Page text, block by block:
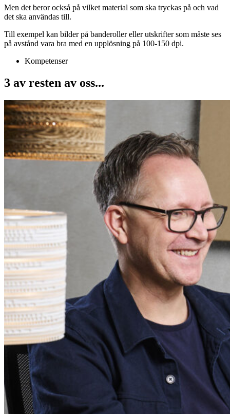
Men det beror också på vilket material som ska tryckas på och vad
det ska användas till.
Till exempel kan bilder på banderoller eller utskrifter som måste ses
på avstånd vara bra med en upplösning på 100-150 dpi.
Kompetenser
3 av resten av oss...